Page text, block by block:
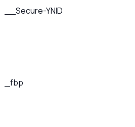
__Secure-YNID
_fbp